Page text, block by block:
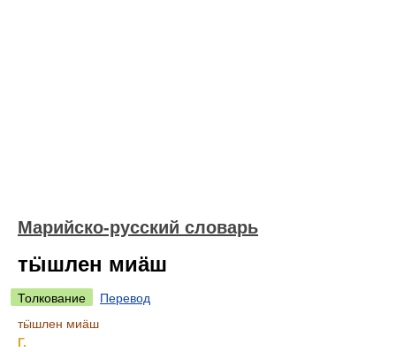
Марийско-русский словарь
тӹшлен миӓш
Толкование
Перевод
тӹшлен миӓш
Г.